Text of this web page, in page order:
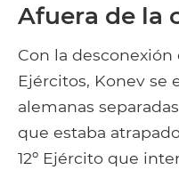
Afuera de la
Con la
Ejércitos, Konev se
alemanas
que estaba
12º Ejército que